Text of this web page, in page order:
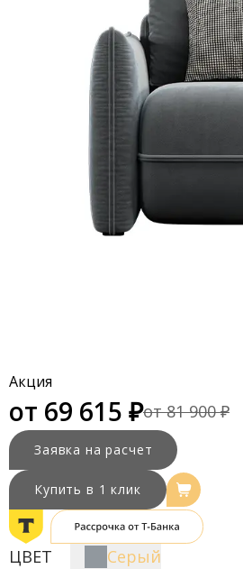
Акция
от 69 615 ₽от 81 900 ₽
Заявка на расчет
Купить в 1 клик
ЦВЕТ Серый